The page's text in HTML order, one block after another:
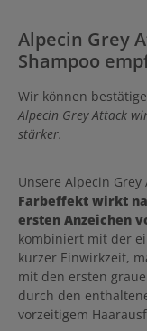
Alpecin Grey
Shampoo
Wir können
Alpecin Grey Attack
stärker.
Unsere Alpecin
Farbeffekt wirkt
ersten Anzeichen
kombiniert mit der
kurzer Einwirkzeit,
mit den ersten
durch den
vorzeitigem